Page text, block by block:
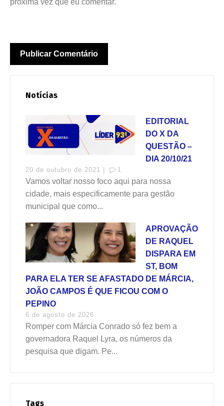
Notícias
EDITORIAL
DO X DA
QUESTÃO –
DIA 20/10/21
20 de outubro de 2021 | 1
Vamos voltar nosso foco aqui para nossa
cidade, mais especificamente para gestão
municipal que como...
APROVAÇÃO
DE RAQUEL
DISPARA EM
ST, BOM
PARA ELA TER SE AFASTADO DE MÁRCIA,
JOÃO CAMPOS É QUE FICOU COM O
PEPINO
6 de agosto de 2026
Romper com Márcia Conrado só fez bem a
governadora Raquel Lyra, os números da
pesquisa que digam. Pe...
Tags